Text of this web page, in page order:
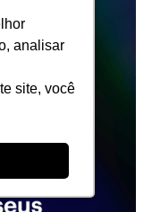
analisar
site, você